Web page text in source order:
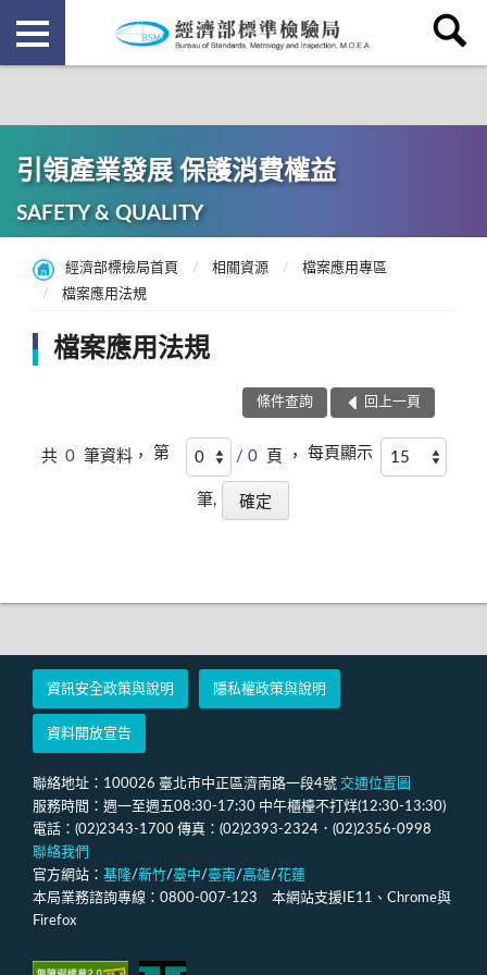
引領產業發展 保護消費權益
SAFETY & QUALITY
經濟部標檢局首頁 相關資源
檔案應用專區
檔案應用法規
檔案應用法規
條件查詢 回上一頁
共 0 筆資料， 第 / 0 頁 ， 每頁顯示
筆,
資訊安全政策與說明 隱私權政策與說明
資料開放宣告
聯絡地址：100026 臺北市中正區濟南路一段4號 交通位置圖
服務時間：週一至週五08:30-17:30 中午櫃檯不打烊(12:30-13:30)
電話：(02)2343-1700 傳真：(02)2393-2324．(02)2356-0998
聯絡我們
官方網站： 基隆/新竹/臺中/臺南/高雄/花蓮
本局業務諮詢專線：0800-007-123 本網站支援IE11、Chrome與
Firefox